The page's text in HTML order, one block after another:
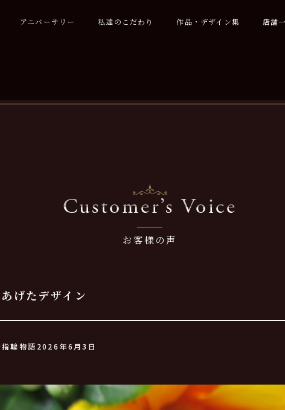
アニバーサリー 私達のこだわり 作品・デザイン集 店舗
Customer’s Voice
お客様の声
げたデザイン
輪物語 2026年6月3日